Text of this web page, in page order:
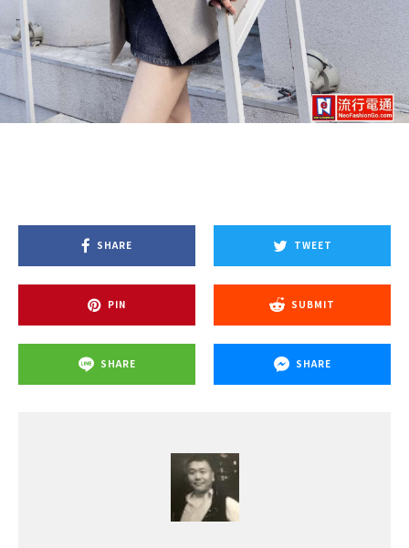
SHARE TWEET
PIN SUBMIT
SHARE SHARE